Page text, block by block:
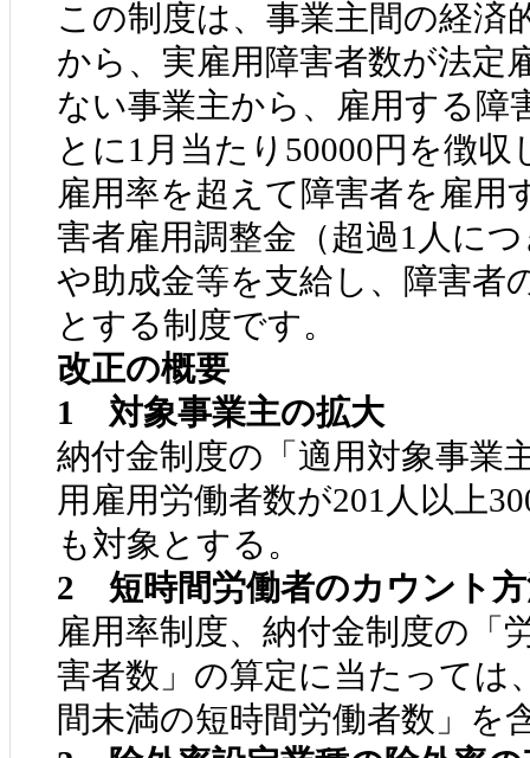
この制度は、事業主間の経済
から、実雇用障害者数が法定
ない事業主から、雇用する障
とに1月当たり50000円を徴
雇用率を超えて障害者を雇用
害者雇用調整金（超過1人に
や助成金等を支給し、障害者
とする制度です。
改正の概要
1 対象事業主の拡大
納付金制度の「適用対象事業
用雇用労働者数が201人以上
も対象とする。
2 短時間労働者のカウント
雇用率制度、納付金制度の「
害者数」の算定に当たっては
間未満の短時間労働者数」を